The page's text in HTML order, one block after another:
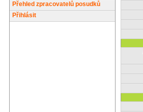
Přehled zpracovatelů posudků
Přihlásit